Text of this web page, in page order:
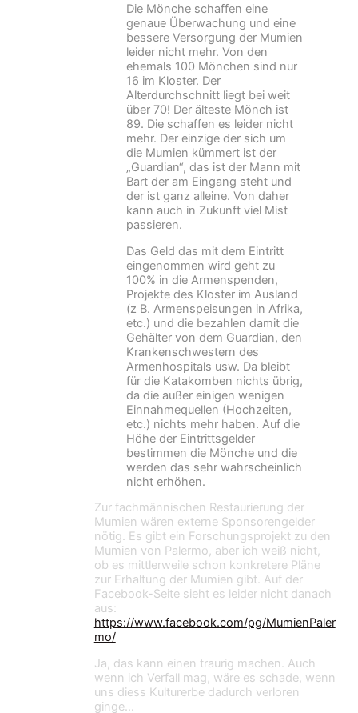
Die Mönche schaffen eine
genaue Überwachung und eine
bessere Versorgung der Mumien
leider nicht mehr. Von den
ehemals 100 Mönchen sind nur
16 im Kloster. Der
Alterdurchschnitt liegt bei weit
über 70! Der älteste Mönch ist
89. Die schaffen es leider nicht
mehr. Der einzige der sich um
die Mumien kümmert ist der
„Guardian“, das ist der Mann mit
Bart der am Eingang steht und
der ist ganz alleine. Von daher
kann auch in Zukunft viel Mist
passieren.
Das Geld das mit dem Eintritt
eingenommen wird geht zu
100% in die Armenspenden,
Projekte des Kloster im Ausland
(z B. Armenspeisungen in Afrika,
etc.) und die bezahlen damit die
Gehälter von dem Guardian, den
Krankenschwestern des
Armenhospitals usw. Da bleibt
für die Katakomben nichts übrig,
da die außer einigen wenigen
Einnahmequellen (Hochzeiten,
etc.) nichts mehr haben. Auf die
Höhe der Eintrittsgelder
bestimmen die Mönche und die
werden das sehr wahrscheinlich
nicht erhöhen.
Zur fachmännischen Restaurierung der
Mumien wären externe Sponsorengelder
nötig. Es gibt ein Forschungsprojekt zu den
Mumien von Palermo, aber ich weiß nicht,
ob es mittlerweile schon konkretere Pläne
zur Erhaltung der Mumien gibt. Auf der
Facebook-Seite sieht es leider nicht danach
aus:
https://www.facebook.com/pg/MumienPaler
mo/
Ja, das kann einen traurig machen. Auch
wenn ich Verfall mag, wäre es schade, wenn
uns diess Kulturerbe dadurch verloren
ginge…